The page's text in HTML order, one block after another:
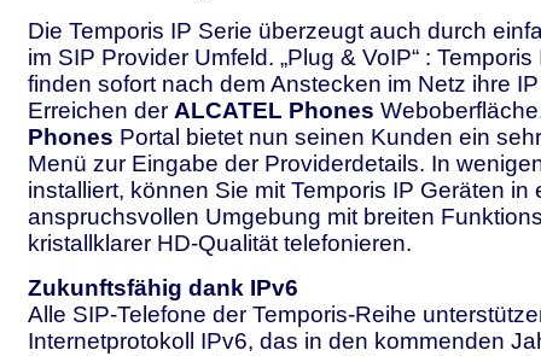
Die Temporis IP Serie überzeugt auch durch
im SIP Provider Umfeld. „Plug & VoIP“ :
finden sofort nach dem Anstecken im Netz ihre
Erreichen der ALCATEL Phones
Phones Portal bietet nun seinen Kunden ein
Menü zur Eingabe der Providerdetails. In
installiert, können Sie mit Temporis IP Geräten in
anspruchsvollen Umgebung mit breiten
kristallklarer HD-Qualität telefonieren.
Zukunftsfähig dank IPv6
Alle SIP-Telefone der Temporis-Reihe
Internetprotokoll IPv6, das in den kommenden